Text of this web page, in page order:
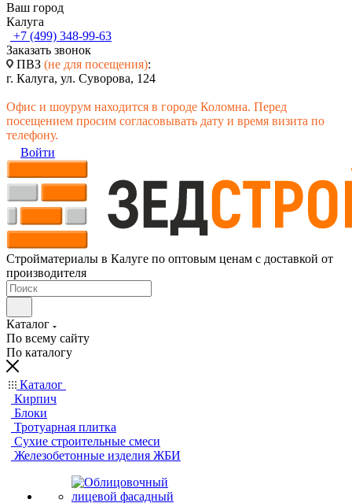
Ваш город
Калуга
+7 (499) 348-99-63
Заказать звонок
ПВЗ (не для посещения):
г. Калуга, ул. Суворова, 124
Офис и шоурум находится в городе Коломна. Перед
посещением просим согласовывать дату и время визита по
телефону.
Войти
Стройматериалы в Калуге по оптовым ценам с доставкой от
производителя
Каталог
По всему сайту
По каталогу
Каталог
Кирпич
Блоки
Тротуарная плитка
Сухие строительные смеси
Железобетонные изделия ЖБИ